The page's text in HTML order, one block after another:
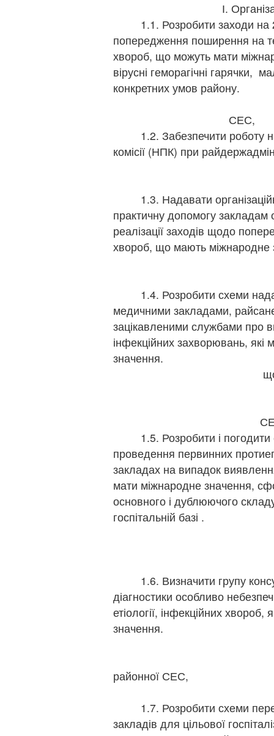
І.
1.1. Розробити заходи на
попередження поширення на
хвороб, що можуть мати
вірусні геморагічні гарячки,
конкретних умов району.
1.2. Забезпечити роботу
комісії (НПК) при
1.3. Надавати
практичну допомогу закладам
реалізації заходів щодо
хвороб, що мають міжнародне
1.4. Розробити схеми
медичними закладами,
зацікавленими службами про
інфекційних захворювань,
щорічно
1.5. Розробити і погодити
проведення первинних
закладах на випадок
мати міжнародне значення,
основного і дублюючого
госпітальній базі .
1.6. Визначити групу
діагностики особливо
етіології, інфекційних
значення.
районної СЕС,
1.7. Розробити схеми
закладів для цільової